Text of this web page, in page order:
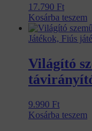
17.790 Ft
Kosárba teszem
Játékok, Fiús
Világító
9.990 Ft
Kosárba teszem